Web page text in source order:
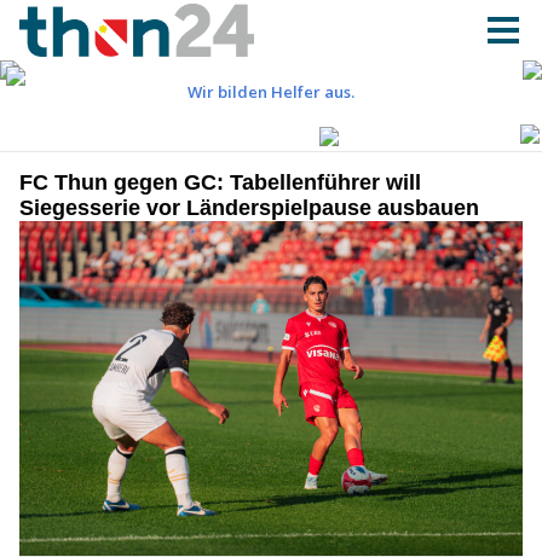
FC Thun gegen GC: Tabellenführer will
Siegesserie vor Länderspielpause ausbauen